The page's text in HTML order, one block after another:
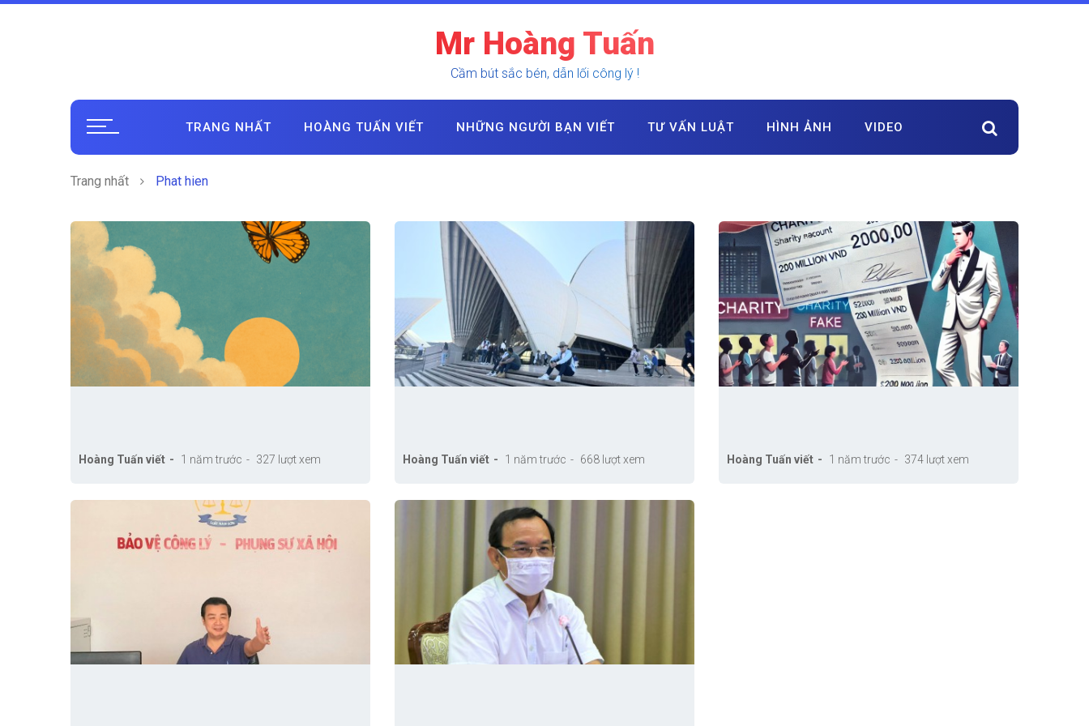
Mr Hoàng Tuấn
Cầm bút sắc bén, dẫn lối công lý !
TRANG NHẤT HOÀNG TUẤN VIẾT NHỮNG NGƯỜI BẠN VIẾT TƯ VẤN LUẬT HÌNH ẢNH VIDEO
Trang nhất Phat hien
Hoàng Tuấn viết 1 năm trước 327 lượt xem Hoàng Tuấn viết 1 năm trước 668 lượt xem Hoàng Tuấn viết 1 năm trước 374 lượt xem